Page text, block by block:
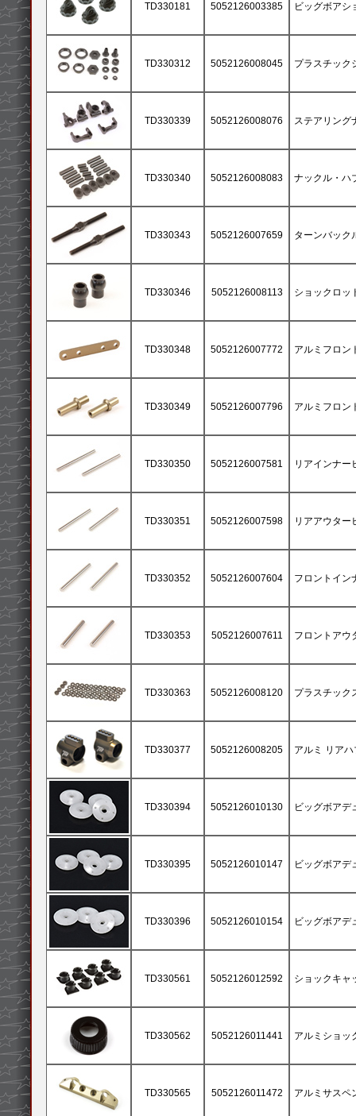
TD330181 5052126003385 ビッグボアシ
TD330312 5052126008045 プラスチック
TD330339 5052126008076 ステアリング
TD330340 5052126008083 ナックル・ハ
TD330343 5052126007659 ターンバック
TD330346 5052126008113 ショックロッ
TD330348 5052126007772 アルミフロン
TD330349 5052126007796 アルミフロン
TD330350 5052126007581 リアインナー
TD330351 5052126007598 リアアウター
TD330352 5052126007604 フロントイン
TD330353 5052126007611 フロントアウ
TD330363 5052126008120 プラスチック
TD330377 5052126008205 アルミ リア
TD330394 5052126010130 ビッグボアデ
TD330395 5052126010147 ビッグボアデ
TD330396 5052126010154 ビッグボアデ
TD330561 5052126012592 ショックキャ
TD330562 5052126011441 アルミショッ
TD330565 5052126011472 アルミサスペ